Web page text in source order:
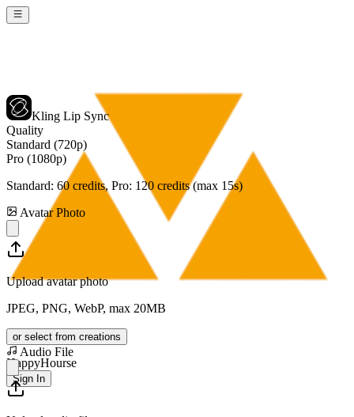
HappyHourse
Sign In
Kling Lip Sync
Quality
Standard (720p)
Pro (1080p)
Standard: 60 credits, Pro: 120 credits (max 15s)
Avatar Photo
Upload avatar photo
JPEG, PNG, WebP, max 20MB
or select from creations
Audio File